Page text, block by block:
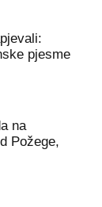
pjesme
na
Požege,